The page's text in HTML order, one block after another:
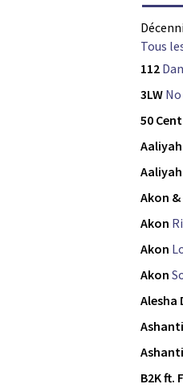
Tous
112
3LW
50
Aaliyah
Aaliyah
Akon
Akon
Akon
Akon
Alesha
Ashanti
Ashanti
B2K ft.